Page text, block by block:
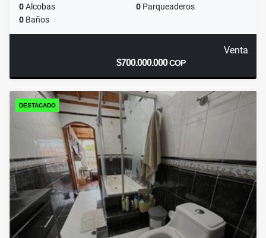
0Alcobas 0 Parqueaderos
0 Baños
Venta
$700.000.000COP
DESTACADO